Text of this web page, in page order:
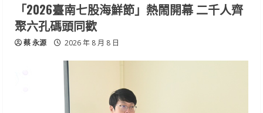
「2026臺南七股海鮮節」熱鬧開幕 二千人齊
聚六孔碼頭同歡
蔡 永源 2026 年 8 月 8 日